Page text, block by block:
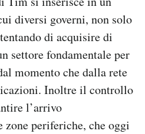
diversi governi, non solo
di acquisire di
settore fondamentale per
momento che dalla rete
Inoltre il controllo
l’arrivo
periferiche, che oggi